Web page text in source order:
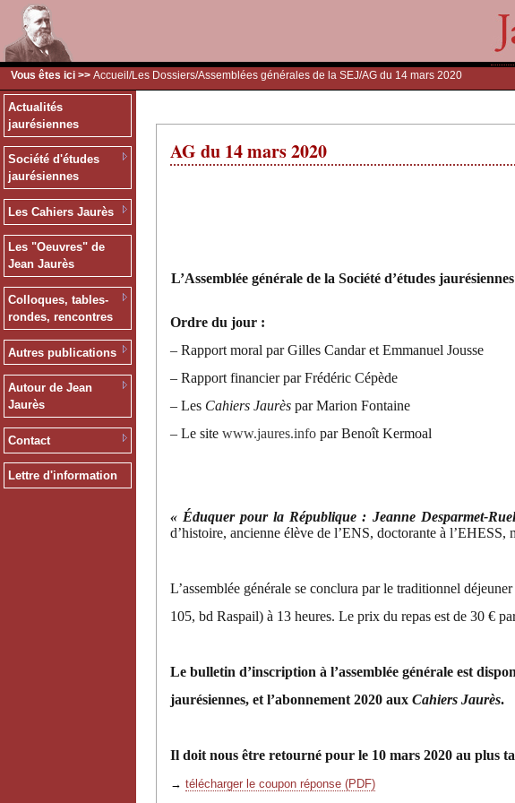
Vous êtes ici >> Accueil /Les Dossiers/Assemblées générales de la SEJ/AG du 14 mars 2020
Actualités
jaurésiennes
Société d'études
jaurésiennes
Les Cahiers Jaurès
Les "Oeuvres" de
Jean Jaurès
Colloques, tables-
rondes, rencontres
Autres publications
Autour de Jean
Jaurès
Contact
Lettre d'information
AG du 14 mars 2020
L’Assemblée générale de la Société d’études
Ordre du jour :
– Rapport moral par Gilles Candar et Emmanuel Jousse
– Rapport financier par Frédéric Cépède
– Les Cahiers Jaurès par Marion Fontaine
– Le site www.jaures.info par Benoît Kermoal
« Éduquer pour la République : Jeanne Desparmet-
d’histoire, ancienne élève de l’ENS, doctorante à l’EHESS,
L’assemblée générale se conclura par le traditionnel déjeuner
105, bd Raspail) à 13 heures. Le prix du repas est de 30 €
Le bulletin d’inscription à l’assemblée générale est
jaurésiennes, et l’abonnement 2020 aux Cahiers Jaurès.
Il doit nous être retourné pour le 10 mars 2020 au plus
→ télécharger le coupon réponse (PDF)